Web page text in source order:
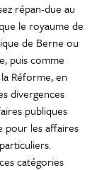
répan-due au
le royaume de
de Berne ou
puis comme
Réforme, en
divergences
publiques
pour les affaires
catégories